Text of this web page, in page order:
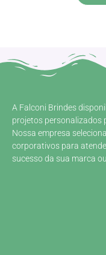
A Falconi Brindes
projetos personalizados
Nossa empresa
corporativos para
sucesso da sua marca